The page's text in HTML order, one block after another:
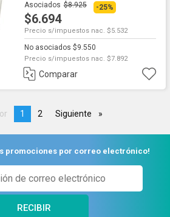
Asociados $8.925
$6.694
-25%
Precio s/impuestos nac. $5.532
No asociados $9.550
Precio s/impuestos nac. $7.892
Comparar
pageYou're
1 page
2 Siguiente page
promociones por correo electrónico!
RECIBIR